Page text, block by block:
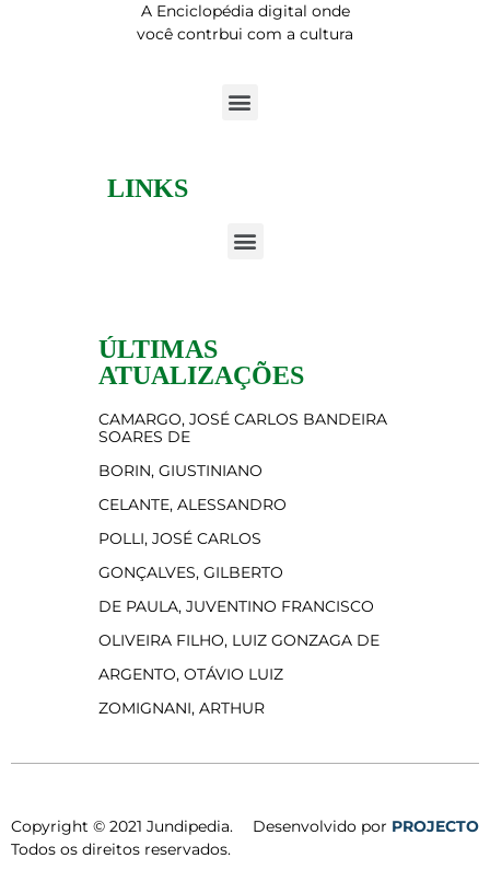
A Enciclopédia digital onde
você contrbui com a cultura
LINKS
ÚLTIMAS
ATUALIZAÇÕES
CAMARGO, JOSÉ CARLOS BANDEIRA
SOARES DE
BORIN, GIUSTINIANO
CELANTE, ALESSANDRO
POLLI, JOSÉ CARLOS
GONÇALVES, GILBERTO
DE PAULA, JUVENTINO FRANCISCO
OLIVEIRA FILHO, LUIZ GONZAGA DE
ARGENTO, OTÁVIO LUIZ
ZOMIGNANI, ARTHUR
Copyright © 2021 Jundipedia.
Todos os direitos reservados.
Desenvolvido por PROJECTO